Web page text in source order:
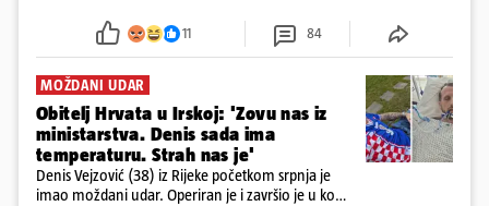
požar, rekao je vlasnik
11 84
MOŽDANI UDAR
Obitelj Hrvata u Irskoj: 'Zovu nas iz
ministarstva. Denis sada ima
temperaturu. Strah nas je'
Denis Vejzović (38) iz Rijeke početkom srpnja je
imao moždani udar. Operiran je i završio je u komi.